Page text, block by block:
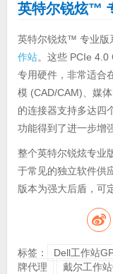
英特尔锐炫™
英特尔锐炫™ 专业版
作站。这些 PCIe 4.0
专用硬件，非常适合
模 (CAD/CAM)、媒
的连接器支持多达四
功能得到了进一步增
整个英特尔锐炫专业
于常见的独立软件供
版本为强大后盾，可
标签： Dell工作站
牌代理
戴尔工作